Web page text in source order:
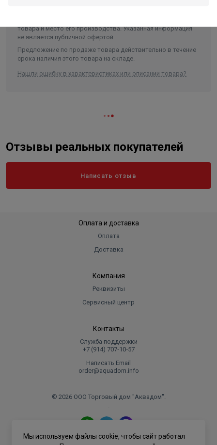
товара и место его производства. Указанная информация
не является публичной офертой.
Предложение по продаже товара действительно в течение
срока наличия этого товара на складе.
Нашли ошибку в характеристиках или описании товара?
Отзывы реальных покупателей
Написать отзыв
Оплата и доставка
Оплата
Доставка
Компания
Реквизиты
Сервисный центр
Контакты
Служба поддержки
+7 (914) 707‑10‑57
Написать Email
order@aquadom.info
© 2026 ООО Торговый дом "Аквадом".
.
Политика конфиденциальности
Мы используем файлы cookie, чтобы сайт работал